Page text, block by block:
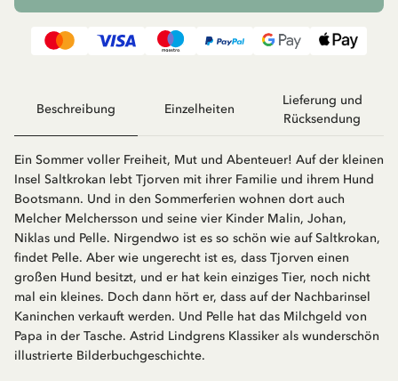
Beschreibung Einzelheiten
Lieferung und
Rücksendung
Ein Sommer voller Freiheit, Mut und Abenteuer! Auf der kleinen
Insel Saltkrokan lebt Tjorven mit ihrer Familie und ihrem Hund
Bootsmann. Und in den Sommerferien wohnen dort auch
Melcher Melchersson und seine vier Kinder Malin, Johan,
Niklas und Pelle. Nirgendwo ist es so schön wie auf Saltkrokan,
findet Pelle. Aber wie ungerecht ist es, dass Tjorven einen
großen Hund besitzt, und er hat kein einziges Tier, noch nicht
mal ein kleines. Doch dann hört er, dass auf der Nachbarinsel
Kaninchen verkauft werden. Und Pelle hat das Milchgeld von
Papa in der Tasche. Astrid Lindgrens Klassiker als wunderschön
illustrierte Bilderbuchgeschichte.